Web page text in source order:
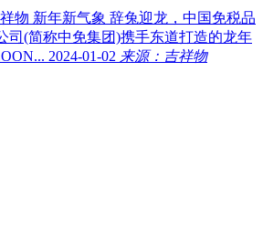
物 新年新气象 辞兔迎龙，中国免税品
司(简称中免集团)携手东道打造的龙年
2024-01-02 来源：吉祥物